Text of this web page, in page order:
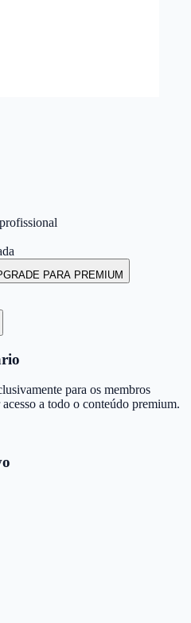
PARA PREMIUM
para os membros
a todo o conteúdo premium.